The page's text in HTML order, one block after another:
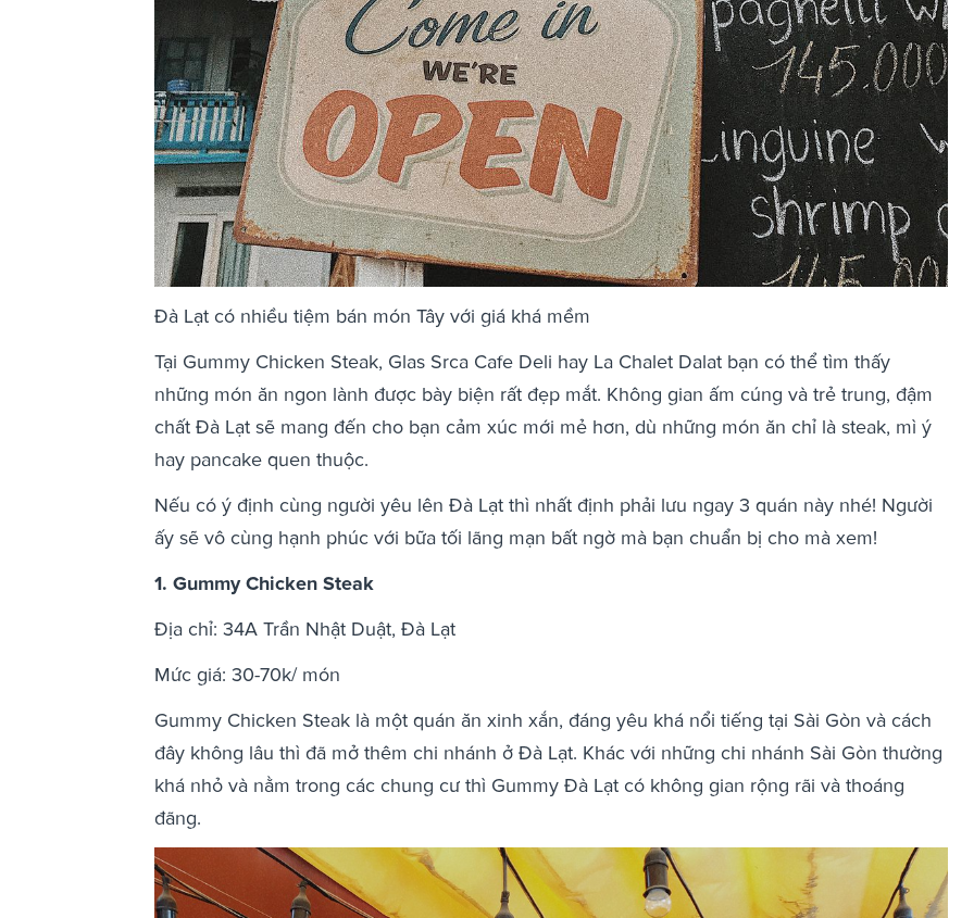
Đà Lạt có nhiều tiệm bán món Tây với giá khá mềm
Tại Gummy Chicken Steak, Glas Srca Cafe Deli hay La Chalet Dalat bạn có thể tìm thấy
những món ăn ngon lành được bày biện rất đẹp mắt. Không gian ấm cúng và trẻ trung, đậm
chất Đà Lạt sẽ mang đến cho bạn cảm xúc mới mẻ hơn, dù những món ăn chỉ là steak, mì ý
hay pancake quen thuộc.
Nếu có ý định cùng người yêu lên Đà Lạt thì nhất định phải lưu ngay 3 quán này nhé! Người
ấy sẽ vô cùng hạnh phúc với bữa tối lãng mạn bất ngờ mà bạn chuẩn bị cho mà xem!
1. Gummy Chicken Steak
Địa chỉ: 34A Trần Nhật Duật, Đà Lạt
Mức giá: 30-70k/ món
Gummy Chicken Steak là một quán ăn xinh xắn, đáng yêu khá nổi tiếng tại Sài Gòn và cách
đây không lâu thì đã mở thêm chi nhánh ở Đà Lạt. Khác với những chi nhánh Sài Gòn thường
khá nhỏ và nằm trong các chung cư thì Gummy Đà Lạt có không gian rộng rãi và thoáng
đãng.